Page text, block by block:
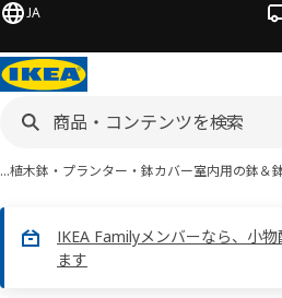
JA
…植木鉢・プランター・鉢カバー室内用の鉢＆
IKEA Familyメンバーなら、小
ます